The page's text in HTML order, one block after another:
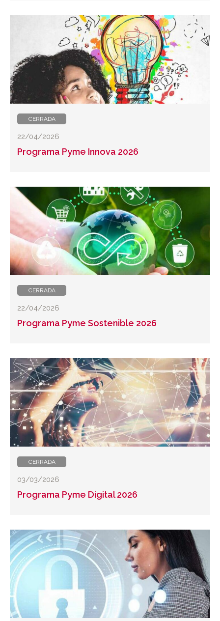
CERRADA
22/04/2026
Programa Pyme Innova 2026
CERRADA
22/04/2026
Programa Pyme Sostenible 2026
CERRADA
03/03/2026
Programa Pyme Digital 2026